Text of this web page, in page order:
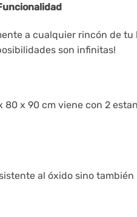
a cualquier rincón de
son infinitas!
x 90 cm viene con 2
al óxido sino